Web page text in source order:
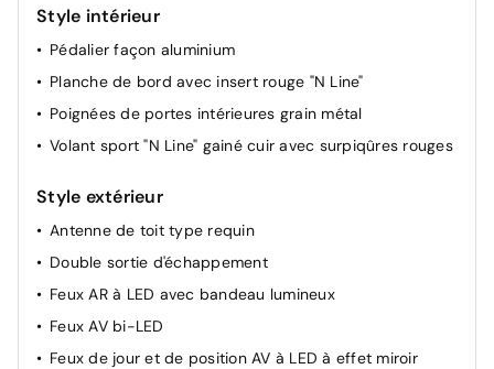
Rétroviseurs électriques dégivrants, rabattables
Siège conducteur avec support lombaire électrique
Système d'accès mains-libres et démarrage sans clé
Transmission à commande électrique
Volant réglable en hauteur et en profondeur
Services connectés BlueLink
Système de navigation Europe avec programme de
mise à jour de la cartographie
Système multimédia avec écran couleur tactile 12,3"
avec reconnaissance vocale en ligne
Style intérieur
Pédalier façon aluminium
Planche de bord avec insert rouge "N Line"
Poignées de portes intérieures grain métal
Volant sport "N Line" gainé cuir avec surpiqûres rouges
Style extérieur
Antenne de toit type requin
Double sortie d'échappement
Feux AR à LED avec bandeau lumineux
Feux AV bi-LED
Feux de jour et de position AV à LED à effet miroir